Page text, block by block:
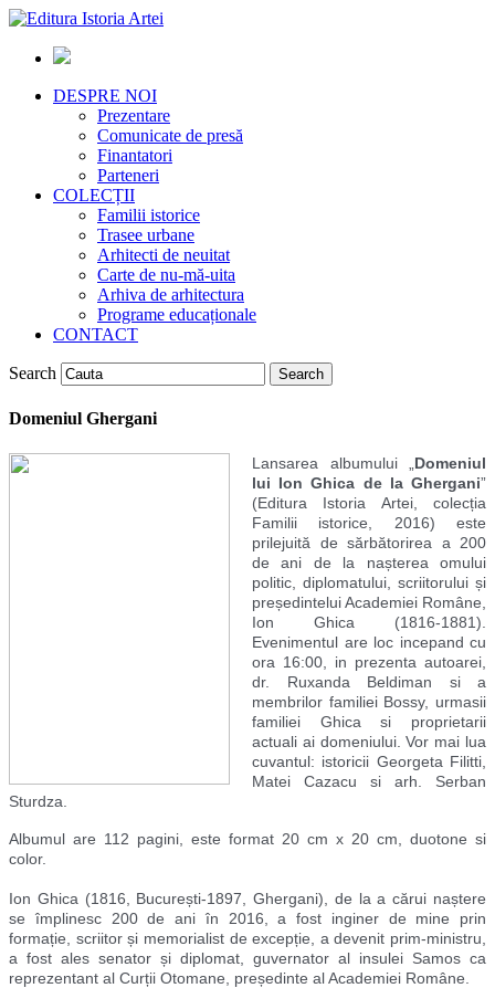
DESPRE NOI
Prezentare
Comunicate de presă
Finantatori
Parteneri
COLECȚII
Familii istorice
Trasee urbane
Arhitecti de neuitat
Carte de nu-mă-uita
Arhiva de arhitectura
Programe educaționale
CONTACT
Search
Domeniul Ghergani
Lansarea albumului „ Domeniul
lui Ion Ghica de la Ghergani”
(Editura Istoria Artei, colecția
Familii istorice, 2016) este
prilejuită de sărbătorirea a 200
de ani de la nașterea omului
politic, diplomatului, scriitorului și
președintelui Academiei Române,
Ion Ghica (1816-1881).
Evenimentul are loc incepand cu
ora 16:00, in prezenta autoarei,
dr. Ruxanda Beldiman si a
membrilor familiei Bossy, urmasii
familiei Ghica si proprietarii
actuali ai domeniului. Vor mai lua
cuvantul: istoricii Georgeta Filitti,
Matei Cazacu si arh. Serban
Sturdza.
Albumul are 112 pagini, este format 20 cm x 20 cm, duotone si
color.
Ion Ghica (1816, București-1897, Ghergani), de la a cărui naștere
se împlinesc 200 de ani în 2016, a fost inginer de mine prin
formație, scriitor și memorialist de excepție, a devenit prim-ministru,
a fost ales senator și diplomat, guvernator al insulei Samos ca
reprezentant al Curții Otomane, președinte al Academiei Române.